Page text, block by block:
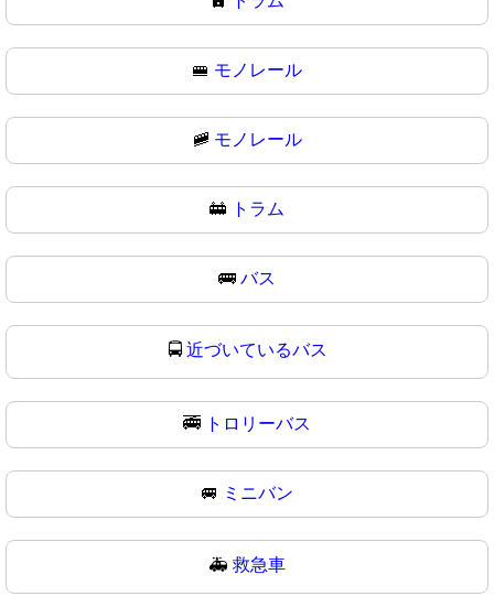
🚝 モノレール
🚞 モノレール
🚋 トラム
🚌 バス
🚍 近づいているバス
🚎 トロリーバス
🚐 ミニバン
🚑 救急車